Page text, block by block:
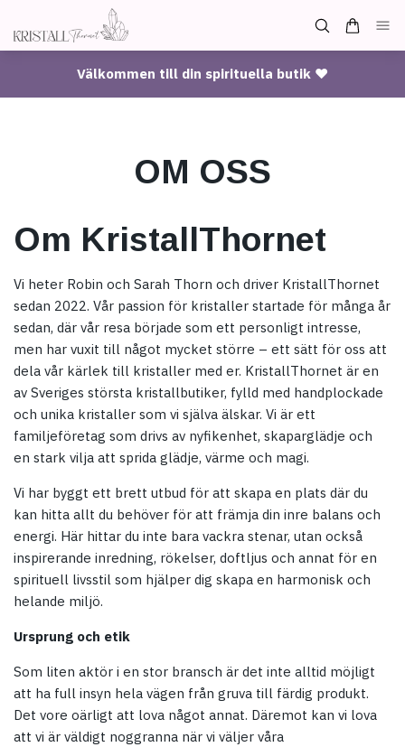
Välkommen till din spirituella butik ♥
OM OSS
Om KristallThornet
Vi heter Robin och Sarah Thorn och driver KristallThornet
sedan 2022. Vår passion för kristaller startade för många år
sedan, där vår resa började som ett personligt intresse,
men har vuxit till något mycket större – ett sätt för oss att
dela vår kärlek till kristaller med er. KristallThornet är en
av Sveriges största kristallbutiker, fylld med handplockade
och unika kristaller som vi själva älskar. Vi är ett
familjeföretag som drivs av nyfikenhet, skaparglädje och
en stark vilja att sprida glädje, värme och magi.
Vi har byggt ett brett utbud för att skapa en plats där du
kan hitta allt du behöver för att främja din inre balans och
energi. Här hittar du inte bara vackra stenar, utan också
inspirerande inredning, rökelser, doftljus och annat för en
spirituell livsstil som hjälper dig skapa en harmonisk och
helande miljö.
Ursprung och etik
Som liten aktör i en stor bransch är det inte alltid möjligt
att ha full insyn hela vägen från gruva till färdig produkt.
Det vore oärligt att lova något annat. Däremot kan vi lova
att vi är väldigt noggranna när vi väljer våra